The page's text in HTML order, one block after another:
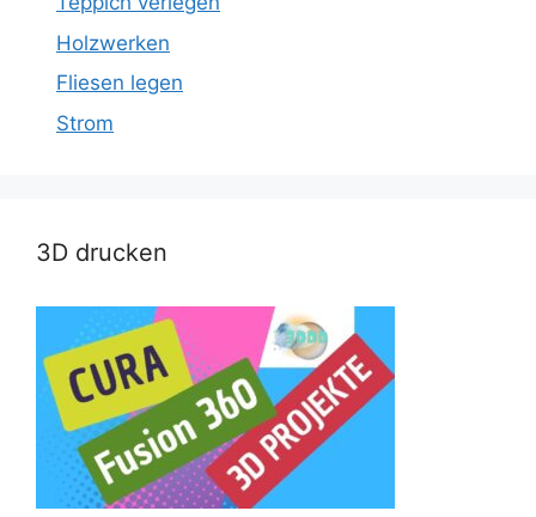
Holzwerken
Fliesen legen
Strom
3D drucken